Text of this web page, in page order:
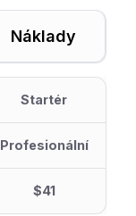
Náklady
Startér
Profesionální
$41